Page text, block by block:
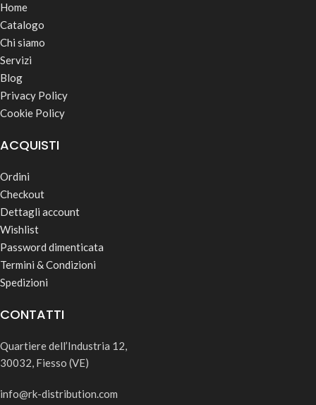
Home
Catalogo
Chi siamo
Servizi
Blog
Privacy Policy
Cookie Policy
ACQUISTI
Ordini
Checkout
Dettagli account
Wishlist
Password dimenticata
Termini & Condizioni
Spedizioni
CONTATTI
Quartiere dell’Industria 12,
30032, Fiesso (VE)
info@rk-distribution.com